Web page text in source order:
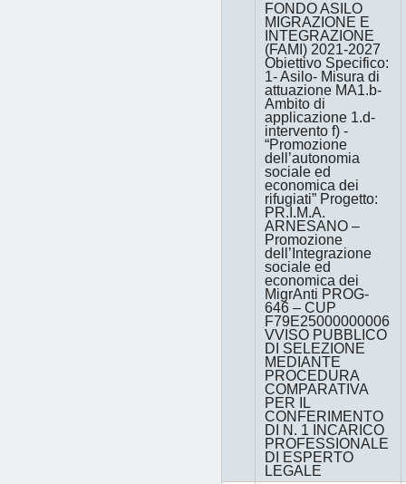
FONDO ASILO
MIGRAZIONE E
INTEGRAZIONE
(FAMI) 2021-2027
Obiettivo Specifico:
1- Asilo- Misura di
attuazione MA1.b-
Ambito di
applicazione 1.d-
intervento f) -
“Promozione
dell’autonomia
sociale ed
economica dei
rifugiati” Progetto:
PR.I.M.A.
ARNESANO –
Promozione
dell’Integrazione
sociale ed
economica dei
MigrAnti PROG-
646 – CUP
F79E25000000006
VVISO PUBBLICO
DI SELEZIONE
MEDIANTE
PROCEDURA
COMPARATIVA
PER IL
CONFERIMENTO
DI N. 1 INCARICO
PROFESSIONALE
DI ESPERTO
LEGALE